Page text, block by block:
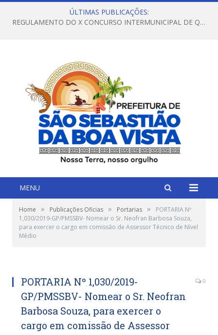
ÚLTIMAS PUBLICAÇÕES:
REGULAMENTO DO X CONCURSO INTERMUNICIPAL DE QUADRILHAS JUNINAS – 2026 – ARRAIÁ DA VENEZA
MENU
Home » Publicações Oficias » Portarias »
PORTARIA Nº
1,030/2019-GP/PMSSBV- Nomear o Sr. Neofran Barbosa Souza,
para exercer o cargo em comissão de Assessor Técnico de Nível
Médio
PORTARIA Nº 1,030/2019-
GP/PMSSBV- Nomear o Sr. Neofran
Barbosa Souza, para exercer o
cargo em comissão de Assessor
0